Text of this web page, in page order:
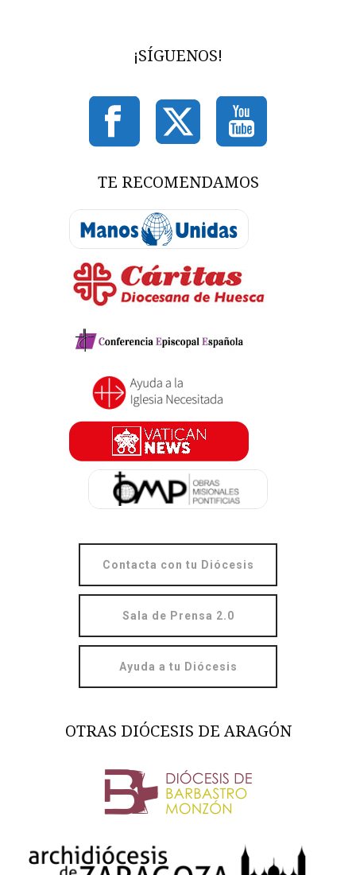
¡SÍGUENOS!
TE RECOMENDAMOS
Contacta con tu Diócesis
Sala de Prensa 2.0
Ayuda a tu Diócesis
OTRAS DIÓCESIS DE ARAGÓN